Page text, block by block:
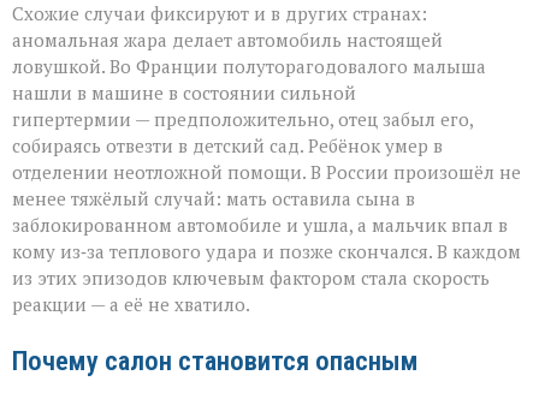
Схожие случаи фиксируют и в других странах:
аномальная жара делает автомобиль настоящей
ловушкой. Во Франции полуторагодовалого малыша
нашли в машине в состоянии сильной
гипертермии — предположительно, отец забыл его,
собираясь отвезти в детский сад. Ребёнок умер в
отделении неотложной помощи. В России произошёл не
менее тяжёлый случай: мать оставила сына в
заблокированном автомобиле и ушла, а мальчик впал в
кому из‑за теплового удара и позже скончался. В каждом
из этих эпизодов ключевым фактором стала скорость
реакции — а её не хватило.
Почему салон становится опасным